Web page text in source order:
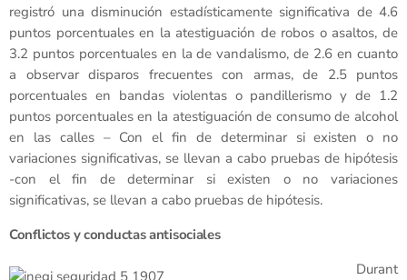
registró una disminución estadísticamente significativa de 4.6
puntos porcentuales en la atestiguación de robos o asaltos, de
3.2 puntos porcentuales en la de vandalismo, de 2.6 en cuanto
a observar disparos frecuentes con armas, de 2.5 puntos
porcentuales en bandas violentas o pandillerismo y de 1.2
puntos porcentuales en la atestiguación de consumo de alcohol
en las calles – Con el fin de determinar si existen o no
variaciones significativas, se llevan a cabo pruebas de hipótesis
-con el fin de determinar si existen o no variaciones
significativas, se llevan a cabo pruebas de hipótesis.
Conflictos y conductas antisociales
Durant